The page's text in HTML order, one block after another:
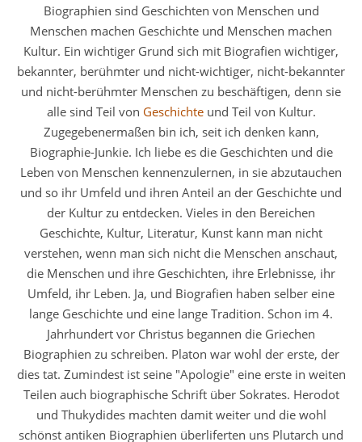
Biographien sind Geschichten von Menschen und
Menschen machen Geschichte und Menschen machen
Kultur. Ein wichtiger Grund sich mit Biografien wichtiger,
bekannter, berühmter und nicht-wichtiger, nicht-bekannter
und nicht-berühmter Menschen zu beschäftigen, denn sie
alle sind Teil von Geschichteund Teil von Kultur.
Zugegebenermaßen bin ich, seit ich denken kann,
Biographie-Junkie. Ich liebe es die Geschichten und die
Leben von Menschen kennenzulernen, in sie abzutauchen
und so ihr Umfeld und ihren Anteil an der Geschichte und
der Kultur zu entdecken. Vieles in den Bereichen
Geschichte, Kultur, Literatur, Kunst kann man nicht
verstehen, wenn man sich nicht die Menschen anschaut,
die Menschen und ihre Geschichten, ihre Erlebnisse, ihr
Umfeld, ihr Leben. Ja, und Biografien haben selber eine
lange Geschichte und eine lange Tradition. Schon im 4.
Jahrhundert vor Christus begannen die Griechen
Biographien zu schreiben. Platon war wohl der erste, der
dies tat. Zumindest ist seine "Apologie" eine erste in weiten
Teilen auch biographische Schrift über Sokrates. Herodot
und Thukydides machten damit weiter und die wohl
schönst antiken Biographien überliferten uns Plutarch und